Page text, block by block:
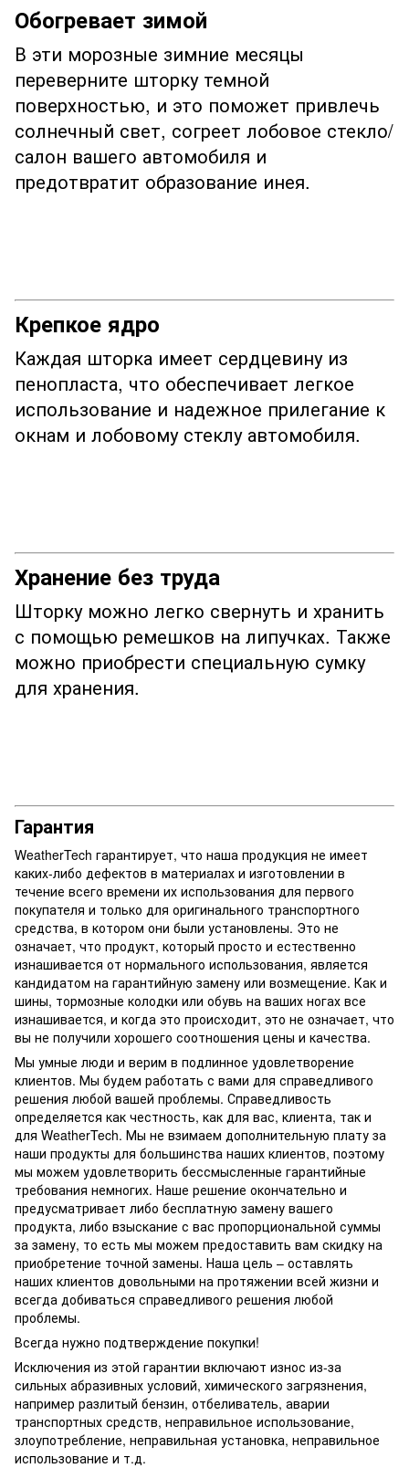
Обогревает зимой
В эти морозные зимние месяцы
переверните шторку темной
поверхностью, и это поможет привлечь
солнечный свет, согреет лобовое стекло/
салон вашего автомобиля и
предотвратит образование инея.
Крепкое ядро
Каждая шторка имеет сердцевину из
пенопласта, что обеспечивает легкое
использование и надежное прилегание к
окнам и лобовому стеклу автомобиля.
Хранение без труда
Шторку можно легко свернуть и хранить
с помощью ремешков на липучках. Также
можно приобрести специальную сумку
для хранения.
Гарантия
WeatherTech гарантирует, что наша продукция не имеет
каких-либо дефектов в материалах и изготовлении в
течение всего времени их использования для первого
покупателя и только для оригинального транспортного
средства, в котором они были установлены. Это не
означает, что продукт, который просто и естественно
изнашивается от нормального использования, является
кандидатом на гарантийную замену или возмещение. Как и
шины, тормозные колодки или обувь на ваших ногах все
изнашивается, и когда это происходит, это не означает, что
вы не получили хорошего соотношения цены и качества.
Мы умные люди и верим в подлинное удовлетворение
клиентов. Мы будем работать с вами для справедливого
решения любой вашей проблемы. Справедливость
определяется как честность, как для вас, клиента, так и
для WeatherTech. Мы не взимаем дополнительную плату за
наши продукты для большинства наших клиентов, поэтому
мы можем удовлетворить бессмысленные гарантийные
требования немногих. Наше решение окончательно и
предусматривает либо бесплатную замену вашего
продукта, либо взыскание с вас пропорциональной суммы
за замену, то есть мы можем предоставить вам скидку на
приобретение точной замены. Наша цель – оставлять
наших клиентов довольными на протяжении всей жизни и
всегда добиваться справедливого решения любой
проблемы.
Всегда нужно подтверждение покупки!
Исключения из этой гарантии включают износ из-за
сильных абразивных условий, химического загрязнения,
например разлитый бензин, отбеливатель, аварии
транспортных средств, неправильное использование,
злоупотребление, неправильная установка, неправильное
использование и т.д.